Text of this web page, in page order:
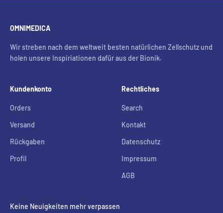
OMNIMEDICA
Wir streben nach dem weltweit besten natürlichen Zellschutz und
holen unsere Inspiriationen dafür aus der Bionik.
Kundenkonto
Orders
Versand
Rückgaben
Profil
Rechtliches
Search
Kontakt
Datenschutz
Impressum
AGB
Keine Neuigkeiten mehr verpassen